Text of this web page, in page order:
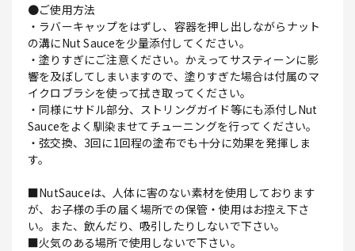
●ご使用方法
・ラバーキャップをはずし、容器を押し出しながらナット
の溝にNut Sauceを少量添付してください。
・塗りすぎにご注意ください。かえってサスティーンに影
響を及ぼしてしまいますので、塗りすぎた場合は付属のマ
イクロブラシを使って拭き取ってください。
・同様にサドル部分、ストリングガイド等にも添付しNut
Sauceをよく馴染ませてチューニングを行ってください。
・弦交換、3回に1回程の塗布でも十分に効果を発揮しま
す。
■NutSauceは、人体に害のない素材を使用しております
が、お子様の手の届く場所での保管・使用はお控え下さ
い。また、飲んだり、吸引したりしないで下さい。
■火気のある場所で使用しないで下さい。